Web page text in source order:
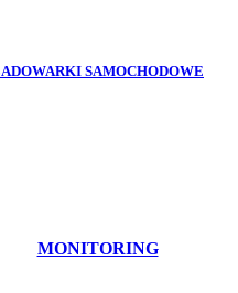
SAMOCHODOWE
MONITORING